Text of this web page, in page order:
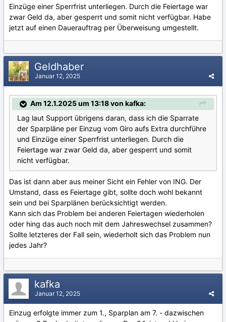
Einzüge einer Sperrfrist unterliegen. Durch die Feiertage war
zwar Geld da, aber gesperrt und somit nicht verfügbar. Habe
jetzt auf einen Dauerauftrag per Überweisung umgestellt.
Geldhaber
Januar 12, 2025
Am 12.1.2025 um 13:18 von kafka:
Lag laut Support übrigens daran, dass ich die Sparrate
der Sparpläne per Einzug vom Giro aufs Extra durchführe
und Einzüge einer Sperrfrist unterliegen. Durch die
Feiertage war zwar Geld da, aber gesperrt und somit
nicht verfügbar.
Das ist dann aber aus meiner Sicht ein Fehler von ING. Der
Umstand, dass es Feiertage gibt, sollte doch wohl bekannt
sein und bei Sparplänen berücksichtigt werden.
Kann sich das Problem bei anderen Feiertagen wiederholen
oder hing das auch noch mit dem Jahreswechsel zusammen?
Sollte letzteres der Fall sein, wiederholt sich das Problem nun
jedes Jahr?
kafka
Januar 12, 2025
Einzug erfolgte immer zum 1., Sparplan am 7. - dazwischen